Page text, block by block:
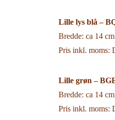
Lille lys blå –
Bredde: ca 14
Pris inkl. moms:
Lille grøn –
Bredde: ca 14
Pris inkl. moms: